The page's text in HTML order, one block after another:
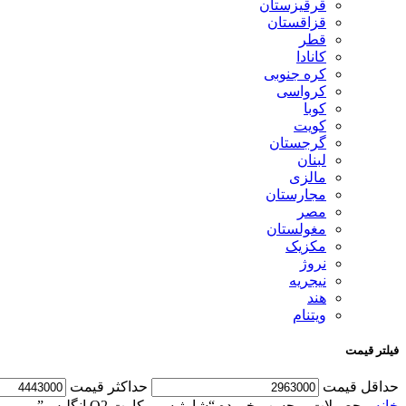
قرقیزستان
قزاقستان
قطر
کانادا
کره جنوبی
کرواسی
کوبا
کویت
گرجستان
لبنان
مالزی
مجارستان
مصر
مغولستان
مکزیک
نروژ
نیجریه
هند
ویتنام
فیلتر قیمت
حداقل قیمت
حداكثر قيمت